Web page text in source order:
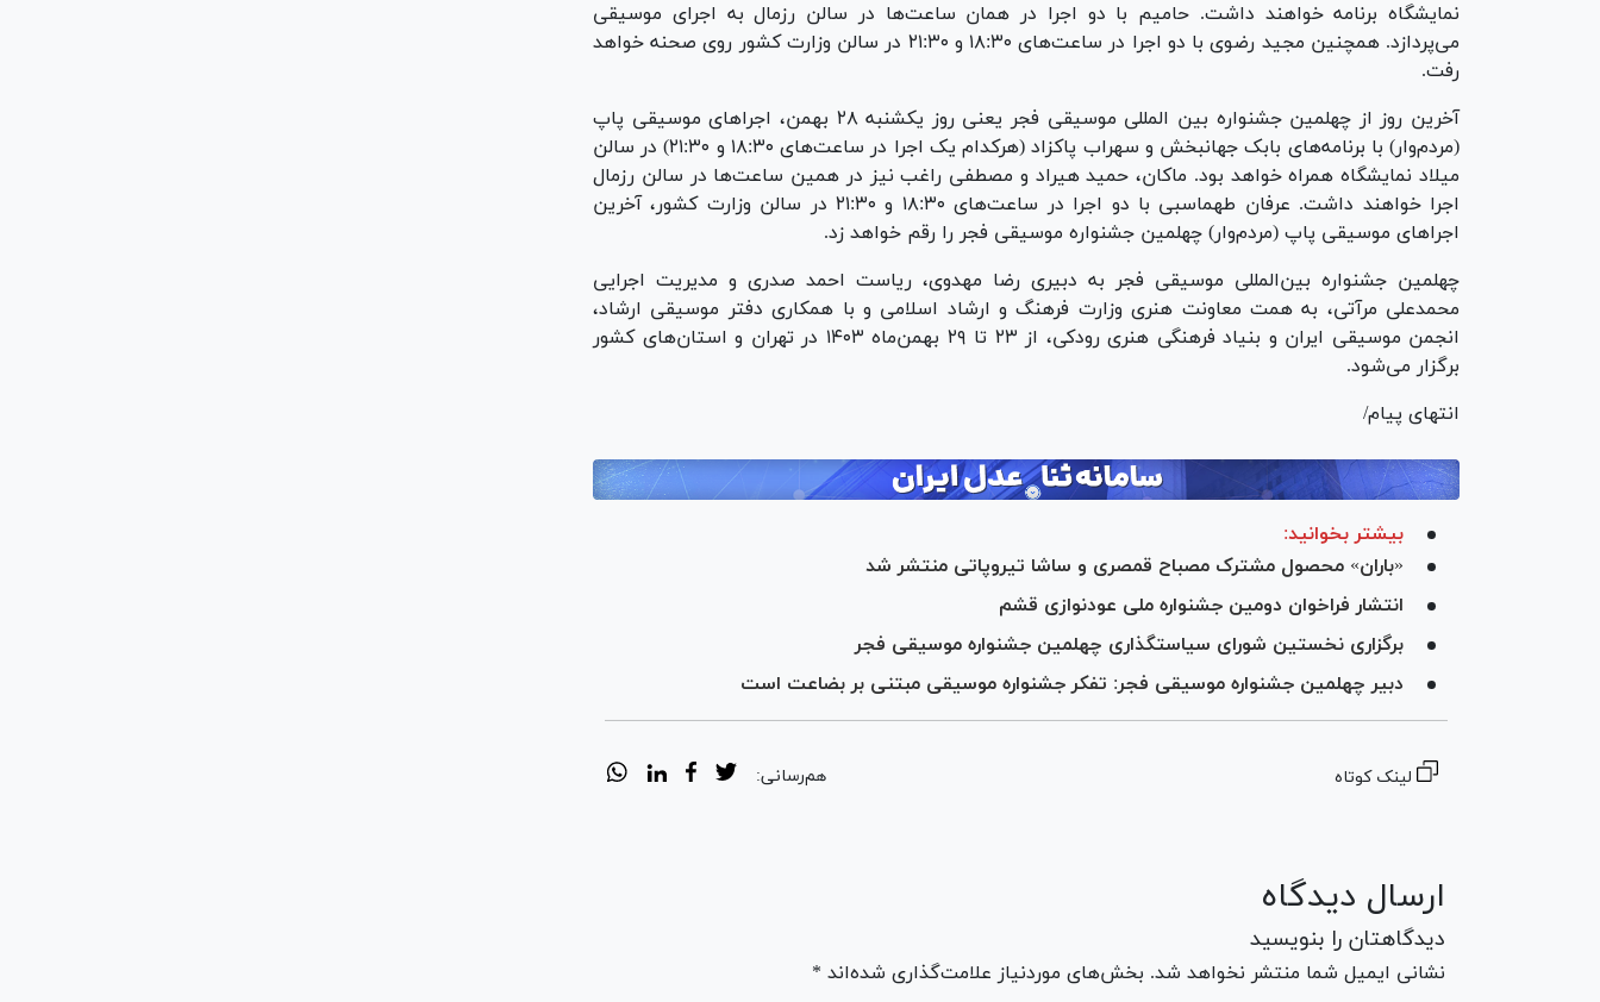
نمایشگاه برنامه خواهند داشت. حامیم با دو اجرا در همان ساعت‌ها در سالن رزمال به اجرای موسیقی
می‌پردازد. همچنین مجید رضوی با دو اجرا در ساعت‌های ۱۸:۳۰ و ۲۱:۳۰ در سالن وزارت کشور روی صحنه خواهد
رفت.
آخرین روز از چهلمین جشنواره بین المللی موسیقی فجر یعنی روز یکشنبه ۲۸ بهمن، اجرا‌های موسیقی پاپ
(مردم‌وار) با برنامه‌های بابک جهانبخش و سهراب پاکزاد (هرکدام یک اجرا در ساعت‌های ۱۸:۳۰ و ۲۱:۳۰) در سالن
میلاد نمایشگاه همراه خواهد بود. ماکان، حمید هیراد و مصطفی راغب نیز در همین ساعت‌ها در سالن رزمال
اجرا خواهند داشت. عرفان طهماسبی با دو اجرا در ساعت‌های ۱۸:۳۰ و ۲۱:۳۰ در سالن وزارت کشور، آخرین
اجرا‌های موسیقی پاپ (مردم‌وار) چهلمین جشنواره موسیقی فجر را رقم خواهد زد.
چهلمین جشنواره بین‌المللی موسیقی فجر به دبیری رضا مهدوی، ریاست احمد صدری و مدیریت اجرایی
محمدعلی مرآتی، به همت معاونت هنری وزارت فرهنگ و ارشاد اسلامی و با همکاری دفتر موسیقی ارشاد،
انجمن موسیقی ایران و بنیاد فرهنگی هنری رودکی، از ۲۳ تا ۲۹ بهمن‌ماه ۱۴۰۳ در تهران و استان‌های کشور
برگزار می‌شود.
انتهای پیام/
بیشتر بخوانید:
«باران» محصول مشترک مصباح قمصری و ساشا تیروپاتی منتشر شد
انتشار فراخوان دومین جشنواره ملی عودنوازی قشم
برگزاری نخستین شورای سیاستگذاری چهلمین جشنواره موسیقی فجر
دبیر چهلمین جشنواره موسیقی فجر: تفکر جشنواره موسیقی مبتنی بر بضاعت است
لینک کوتاه هم‌رسانی:
ارسال دیدگاه
دیدگاهتان را بنویسید
نشانی ایمیل شما منتشر نخواهد شد. بخش‌های موردنیاز علامت‌گذاری شده‌اند *